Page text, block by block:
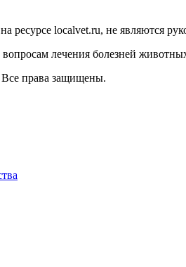
ресурсе localvet.ru, не являются
лечения болезней
права защищены.